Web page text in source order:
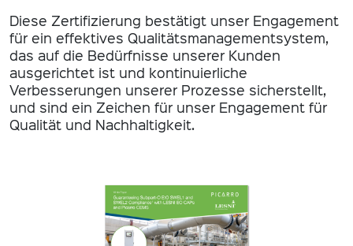
Diese Zertifizierung bestätigt unser Engagement
für ein effektives Qualitätsmanagementsystem,
das auf die Bedürfnisse unserer Kunden
ausgerichtet ist und kontinuierliche
Verbesserungen unserer Prozesse sicherstellt,
und sind ein Zeichen für unser Engagement für
Qualität und Nachhaltigkeit.